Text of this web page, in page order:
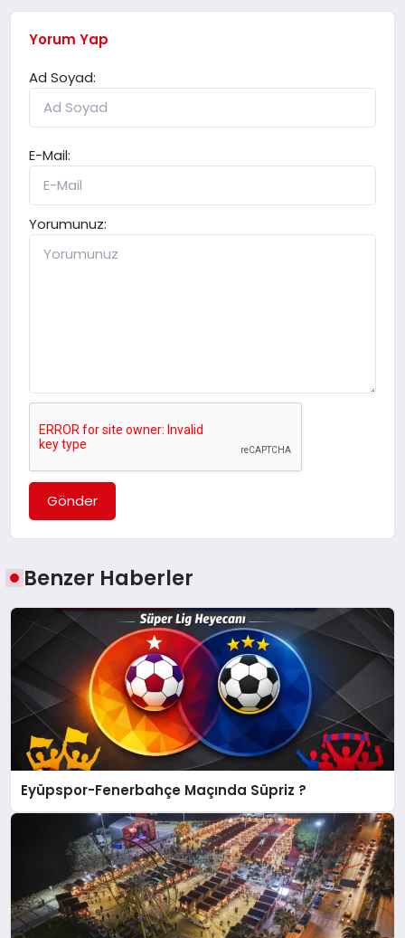
Yorum Yap
Ad Soyad:
E-Mail:
Yorumunuz:
Gönder
Benzer Haberler
Eyüpspor-Fenerbahçe Maçında Süpriz ?